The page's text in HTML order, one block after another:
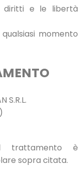
diritti e le libertà
momento
S.R.L.
trattamento è
sopra citata.